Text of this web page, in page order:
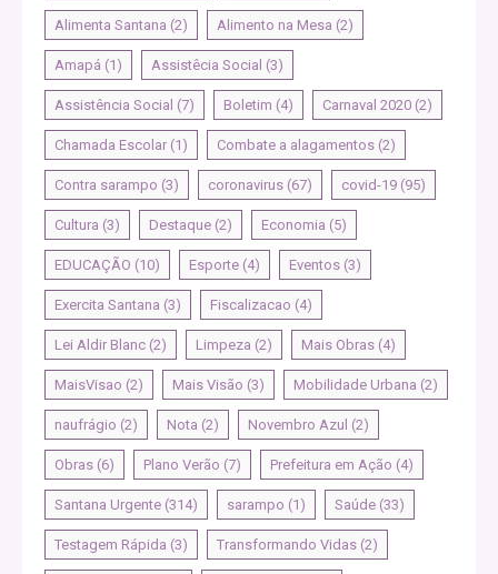
Alimenta Santana (2) Alimento na Mesa (2)
Amapá (1) Assistêcia Social (3)
Assistência Social (7) Boletim (4) Carnaval 2020 (2)
Chamada Escolar (1) Combate a alagamentos (2)
Contra sarampo (3) coronavirus (67) covid-19 (95)
Cultura (3) Destaque (2) Economia (5)
EDUCAÇÃO (10) Esporte (4) Eventos (3)
Exercita Santana (3) Fiscalizacao (4)
Lei Aldir Blanc (2) Limpeza (2) Mais Obras (4)
MaisVisao (2) Mais Visão (3) Mobilidade Urbana (2)
naufrágio (2) Nota (2) Novembro Azul (2)
Obras (6) Plano Verão (7) Prefeitura em Ação (4)
Santana Urgente (314) sarampo (1) Saúde (33)
Testagem Rápida (3) Transformando Vidas (2)